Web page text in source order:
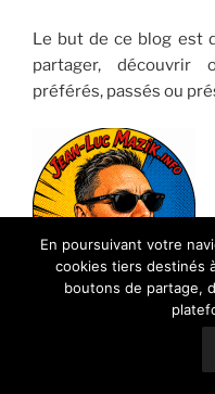
Le but de ce blog est
partager, découvrir
préférés, passés ou
nous pour parler
En poursuivant votre
cookies tiers destinés
boutons de partage,